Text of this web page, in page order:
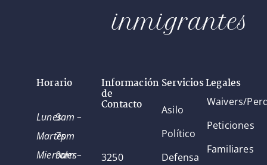
inmigrantes
Horario
Lunes
Martes
Miercoles
9am –
7pm
9am –
Información
de
Contacto
3250
Servicios Legales
Asilo
Político
Defensa
Waivers/
Peticiones
Familiares